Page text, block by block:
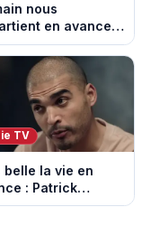
nous
en avance:
perd le
Episode du 10
2026.
TV
belle la vie en
: Patrick
est-il mort ?